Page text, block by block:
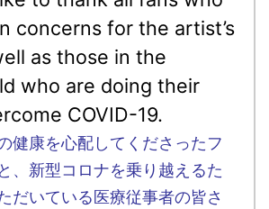
concerns for the artist’s
as those in the
who are doing their
COVID-19.
健康を心配してくださったフ
、新型コロナを乗り越えるた
だいている医療従事者の皆さ